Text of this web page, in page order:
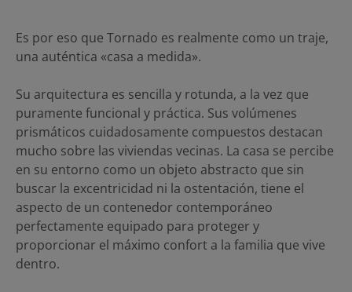
Es por eso que Tornado es realmente como un traje,
una auténtica «casa a medida».
Su arquitectura es sencilla y rotunda, a la vez que
puramente funcional y práctica. Sus volúmenes
prismáticos cuidadosamente compuestos destacan
mucho sobre las viviendas vecinas. La casa se percibe
en su entorno como un objeto abstracto que sin
buscar la excentricidad ni la ostentación, tiene el
aspecto de un contenedor contemporáneo
perfectamente equipado para proteger y
proporcionar el máximo confort a la familia que vive
dentro.